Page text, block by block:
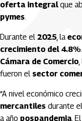
oferta integralque
pymes.
Durante el 2025, la
crecimiento del 4.8%
Cámara de Comercio,
fueron el sector
“A nivel económico
mercantiles durante el
a año pospandemia. El